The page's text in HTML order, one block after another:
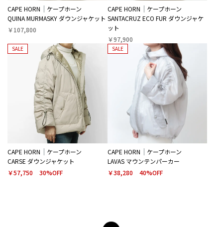
CAPE HORN
ケープホーン
QUINA MURMASKY ダウンジャケット
￥107,800
CAPE HORN
ケープホーン
SANTACRUZ ECO FUR ダウンジャケ
ット
￥97,900
SALE
CAPE HORN
ケープホーン
CARSE ダウンジャケット
￥57,750
30%OFF
SALE
CAPE HORN
ケープホーン
LAVAS マウンテンパーカー
￥38,280
40%OFF